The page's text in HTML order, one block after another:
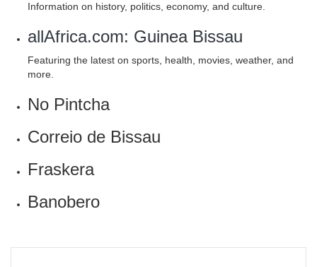
Information on history, politics, economy, and culture.
allAfrica.com: Guinea Bissau
Featuring the latest on sports, health, movies, weather, and
more.
No Pintcha
Correio de Bissau
Fraskera
Banobero